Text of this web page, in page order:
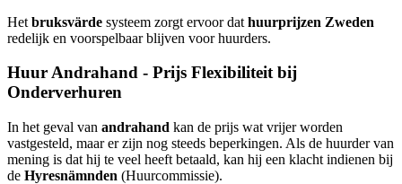
Het bruksvärde systeem zorgt ervoor dat huurprijzen Zweden
redelijk en voorspelbaar blijven voor huurders.
Huur Andrahand - Prijs Flexibiliteit bij
Onderverhuren
In het geval van andrahand kan de prijs wat vrijer worden
vastgesteld, maar er zijn nog steeds beperkingen. Als de huurder van
mening is dat hij te veel heeft betaald, kan hij een klacht indienen bij
de Hyresnämnden (Huurcommissie).